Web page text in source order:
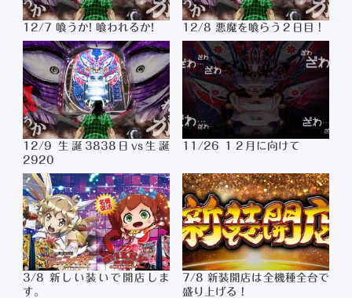
12/7 喰うか! 喰われるか! 12/8 悪魔を喰らう２日目！
12/9 生誕3838日vs生誕
2920
11/26 １２月に向けて
3/8 新しい装いで開店しま
す。
7/8 新装開店は全機種全台で
盛り上げる！